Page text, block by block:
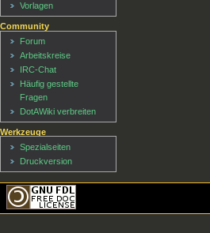
Vorlagen
Community
Forum
Arbeitskreise
IRC-Chat
Häufig gestellte
Fragen
DotAWiki verbreiten
Werkzeuge
Spezialseiten
Druckversion